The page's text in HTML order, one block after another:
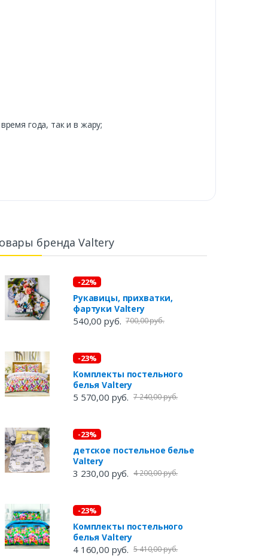
года, так и в жару;
бренда Valtery
-22%
Рукавицы, прихватки,
фартуки Valtery
540,00 руб. 700,00 руб.
-23%
Комплекты постельного
белья Valtery
5 570,00 руб. 7 240,00 руб.
-23%
детское постельное белье
Valtery
3 230,00 руб. 4 200,00 руб.
-23%
Комплекты постельного
белья Valtery
4 160,00 руб. 5 410,00 руб.